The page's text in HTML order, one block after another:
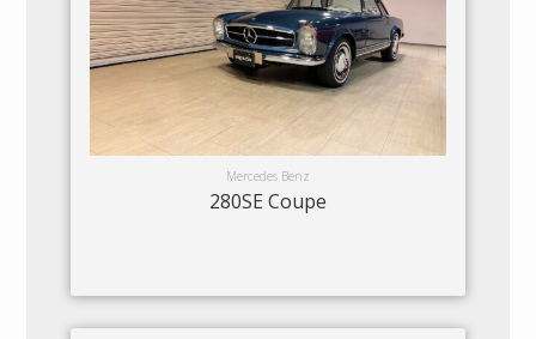
Mercedes Benz
280SE Coupe